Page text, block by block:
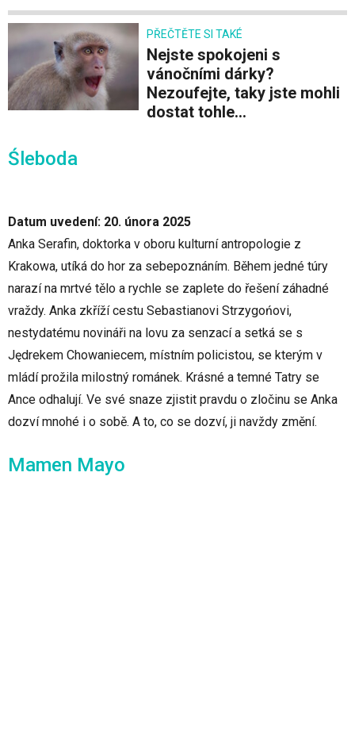
PŘEČTĚTE SI TAKÉ
Nejste spokojeni s
vánočními dárky?
Nezoufejte, taky jste mohli
dostat tohle...
Śleboda
Datum uvedení: 20. února 2025
Anka Serafin, doktorka v oboru kulturní antropologie z
Krakowa, utíká do hor za sebepoznáním. Během jedné túry
narazí na mrtvé tělo a rychle se zaplete do řešení záhadné
vraždy. Anka zkříží cestu Sebastianovi Strzygońovi,
nestydatému novináři na lovu za senzací a setká se s
Jędrekem Chowaniecem, místním policistou, se kterým v
mládí prožila milostný románek. Krásné a temné Tatry se
Ance odhalují. Ve své snaze zjistit pravdu o zločinu se Anka
dozví mnohé i o sobě. A to, co se dozví, ji navždy změní.
Mamen Mayo